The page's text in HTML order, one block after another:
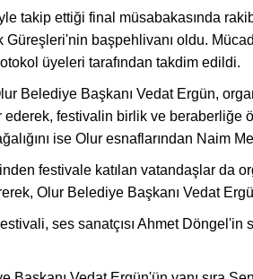
takip ettiği final müsabakasında
Güreşleri'nin başpehlivanı oldu.
üyeleri tarafından takdim edildi.
Belediye Başkanı Vedat Ergün,
festivalin birlik ve beraberliğe
ise Olur esnaflarından Naim
festivale katılan vatandaşlar da
Olur Belediye Başkanı Vedat
ses sanatçısı Ahmet